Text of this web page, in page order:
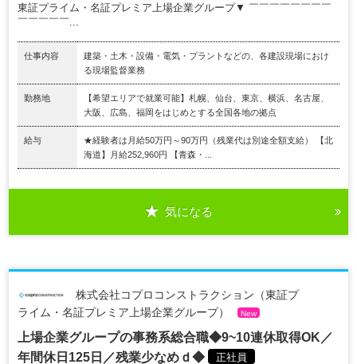
東証プライム・名証プレミア上場企業グループ▼ ￣￣￣￣￣￣￣￣
￣￣￣￣￣...
仕事内容
建築・土木・設備・電気・プラントなどの、各建設現場におけ
る現場監督業務
勤務地
【希望エリアで就業可能】札幌、仙台、東京、横浜、名古屋、
大阪、広島、福岡をはじめとする全国各地の拠点
給与
★経験者は月給50万円～90万円（残業代は別途全額支給） 【北
海道】月給252,960円 【青森・...
気になる
株式会社コプロコンストラクション（東証プ
ライム・名証プレミア上場企業グループ）
New
上場企業グループの事務系総合職◆9~10連休取得OK／
年間休日125日／残業少なめｄ◆
正社員